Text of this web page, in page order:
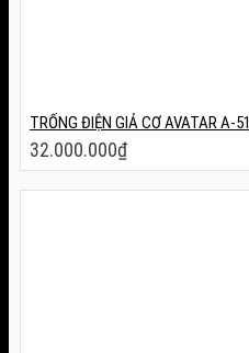
TRỐNG ĐIỆN GIẢ CƠ AVATAR A-51
32.000.000₫